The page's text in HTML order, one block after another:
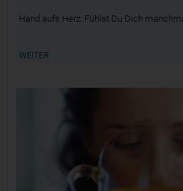
Hand aufs Herz: Fühlst Du Dich
WEITER